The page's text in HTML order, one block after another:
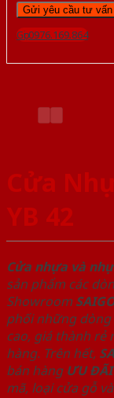
Gọi 0976.169.864
Cửa
YB 42
Cửa nhựa và
sản phẩm các
Showroom
phối những
cao, giá thành rẻ
hàng. Trên hết,
bán hàng ƯU ĐÃI
mã, loại cửa gỗ